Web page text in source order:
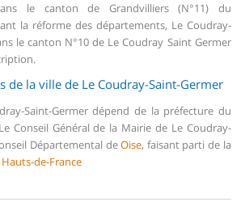
le canton de Grandvilliers (N°11) du
la réforme des départements, Le Coudray-
le canton N°10 de Le Coudray Saint Germer
de la ville de Le Coudray-Saint-Germer
Saint-Germer dépend de la préfecture du
Conseil Général de la Mairie de Le Coudray-
Départemental deOise, faisant parti de la
Hauts-de-France